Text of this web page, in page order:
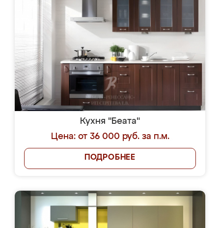
Кухня "Беата"
Цена: от 36 000 руб. за п.м.
ПОДРОБНЕЕ